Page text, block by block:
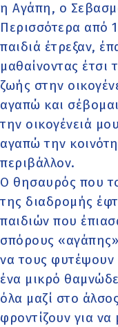
η Αγάπη, ο
Περισσότερα από
παιδιά έτρεξαν,
μαθαίνοντας έτσι
ζωής στην
αγαπώ και
την οικογένειά
αγαπώ την
περιβάλλον.
Ο θησαυρός που
της διαδρομής
παιδιών που
σπόρους
να τους φυτέψουν
ένα μικρό
όλα μαζί στο
φροντίζουν για να